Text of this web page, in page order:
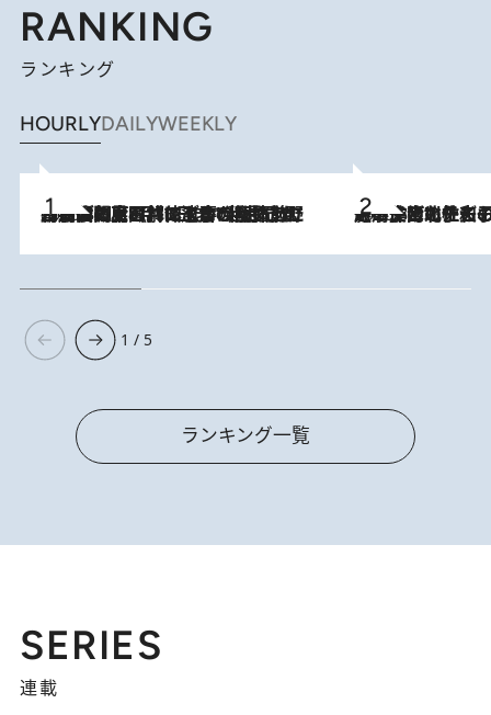
RANKING
ランキング
HOURLYDAILYWEEKLY
2026.8.8
「最後に見られてよかった」上野動物園の東園パンダ舎が解体前に特別公開。8月16日まで延長されたパネル展と共に辿る“半世紀”のパンダ飼育《解体工事の図面あり》 2026.8.3
《「文士の子ども被害者の会」発足！》阿川佐和子（72）が語る遠藤周作に北杜夫、劇作家・矢代静一の子どもたちの“文豪プライベート事件簿”
1 / 5
ランキング一覧
SERIES
連載